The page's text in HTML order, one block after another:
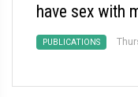
have sex with
PUBLICATIONS